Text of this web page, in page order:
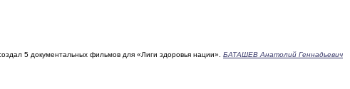
5 документальных фильмов для «Лиги здоровья нации». БАТАШЕВ Анатолий Геннадьевич